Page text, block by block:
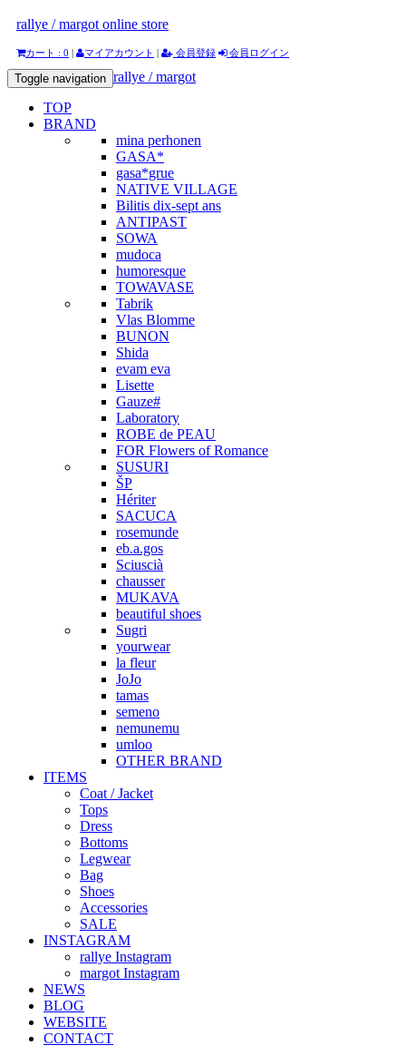
rallye / margot online store
カート : 0 | マイアカウント | 会員登録 会員ログイン
rallye / margot
Toggle navigation
TOP
BRAND
mina perhonen
GASA*
gasa*grue
NATIVE VILLAGE
Bilitis dix-sept ans
ANTIPAST
SOWA
mudoca
humoresque
TOWAVASE
Tabrik
Vlas Blomme
BUNON
Shida
evam eva
Lisette
Gauze#
Laboratory
ROBE de PEAU
FOR Flowers of Romance
SUSURI
ŠP
Hériter
SACUCA
rosemunde
eb.a.gos
Sciuscià
chausser
MUKAVA
beautiful shoes
Sugri
yourwear
la fleur
JoJo
tamas
semeno
nemunemu
umloo
OTHER BRAND
ITEMS
Coat / Jacket
Tops
Dress
Bottoms
Legwear
Bag
Shoes
Accessories
SALE
INSTAGRAM
rallye Instagram
margot Instagram
NEWS
BLOG
WEBSITE
CONTACT